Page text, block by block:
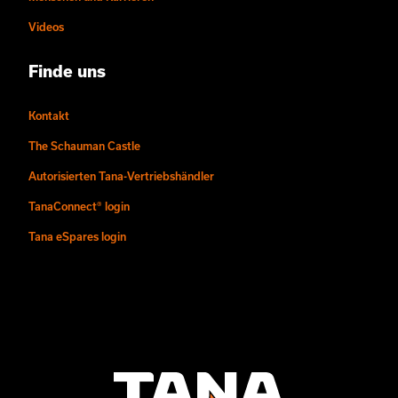
Videos
Finde uns
Kontakt
The Schauman Castle
Autorisierten Tana-Vertriebshändler
TanaConnect® login
Tana eSpares login